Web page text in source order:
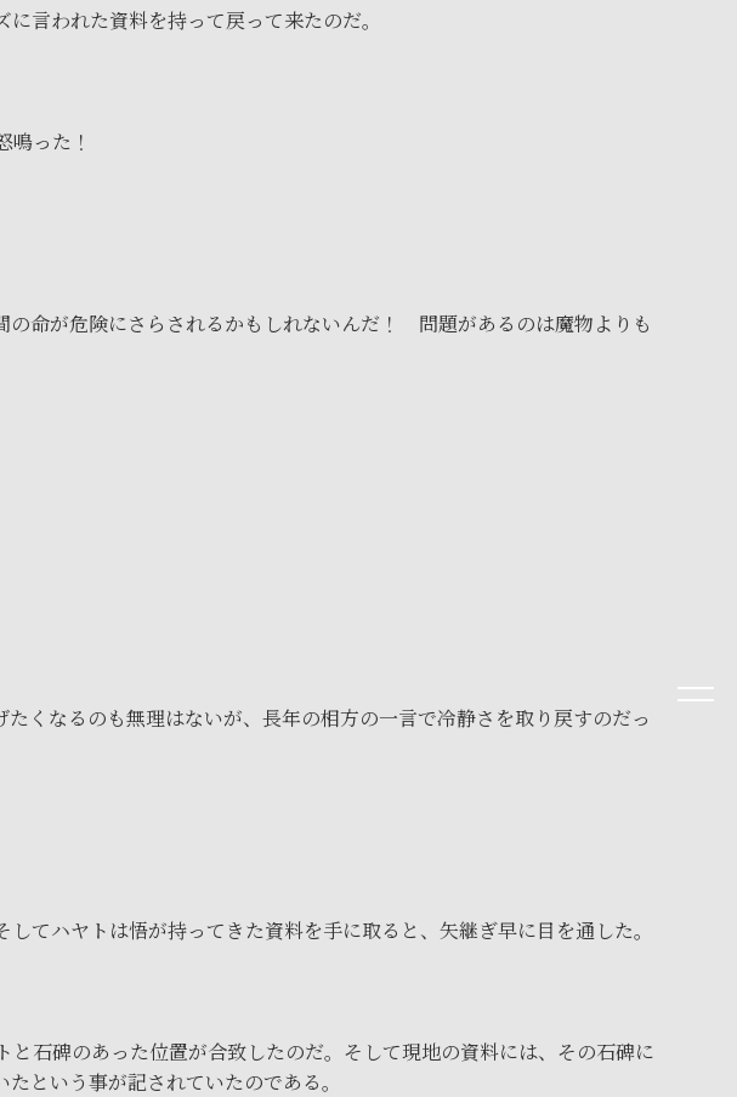
言われた資料を持って戻って来たのだ。
った！
命が危険にさらされるかもしれないんだ！ 問題があるのは魔物よりも
くなるのも無理はないが、長年の相方の一言で冷静さを取り戻すのだっ
てハヤトは悟が持ってきた資料を手に取ると、矢継ぎ早に目を通した。
石碑のあった位置が合致したのだ。そして現地の資料には、その石碑に
という事が記されていたのである。